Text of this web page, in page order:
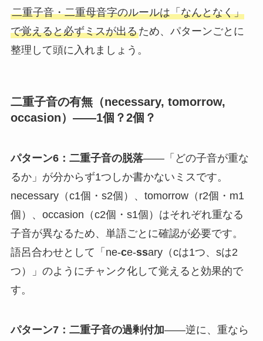
二重子音・二重母音字のルールは「なんとなく」
で覚えると必ずミスが出るため、パターンごとに
整理して頭に入れましょう。
二重子音の有無（necessary, tomorrow,
occasion）——1個？2個？
パターン6：二重子音の脱落——「どの子音が重な
るか」が分からず1つしか書かないミスです。
necessary（c1個・s2個）、tomorrow（r2個・m1
個）、occasion（c2個・s1個）はそれぞれ重なる
子音が異なるため、単語ごとに確認が必要です。
語呂合わせとして「ne-ce-ssary（cは1つ、sは2
つ）」のようにチャンク化して覚えると効果的で
す。
パターン7：二重子音の過剰付加——逆に、重なら